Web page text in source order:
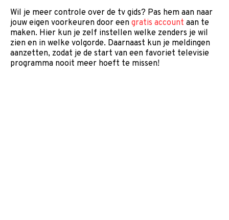
Wil je meer controle over de tv gids? Pas hem aan naar
jouw eigen voorkeuren door een gratis account aan te
maken. Hier kun je zelf instellen welke zenders je wil
zien en in welke volgorde. Daarnaast kun je meldingen
aanzetten, zodat je de start van een favoriet televisie
programma nooit meer hoeft te missen!